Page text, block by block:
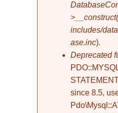
includes/
ase.inc).
Deprecated
since 8.5,